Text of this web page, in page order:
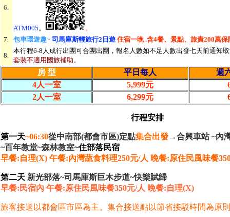
6.
ATM005。
。
7. 包車環遊趣~ 司馬庫斯輕旅行2日遊住宿一晚 .含4餐、景點、旅責200萬保
8.
本行程6-8人成行出團可合團出團，報名人數如不足人數出發七天前通知
套裝不適用國旅補助。
房 型 平日每人
週
4人一室
5,999元
2人一室
6,299元
行程安排
第一天~06:30從中南部(都會市區)定點集合出發→合興車站 ~內
~百年教堂~森林教室~住部落民宿
早餐:自理(X) 午餐:內灣蔬食料理250元/人 晚餐:原住民風味餐
第二天新光部落~司馬庫斯巨木步道~快樂賦歸
早餐:民宿內 午餐:原住民風味餐350元/人 晚餐:自理(X)
旅客接送以都會區市區為主。集合接送點以節省接駁時間為原